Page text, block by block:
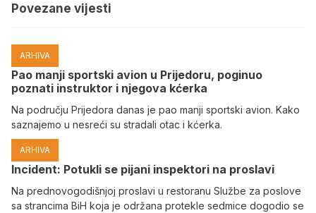
Povezane vijesti
ARHIVA
Pao manji sportski avion u Prijedoru, poginuo
poznati instruktor i njegova kćerka
Na području Prijedora danas je pao manji sportski avion. Kako
saznajemo u nesreći su stradali otac i kćerka.
ARHIVA
Incident: Potukli se pijani inspektori na proslavi
Na prednovogodišnjoj proslavi u restoranu Službe za poslove
sa strancima BiH koja je održana protekle sedmice dogodio se